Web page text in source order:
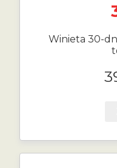
Winieta 30-